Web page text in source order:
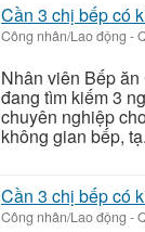
Cần 3 chị bếp có
Công nhân/Lao động -
Nhân viên Bếp
đang tìm kiếm 3
chuyên nghiệp
không gian bếp,
Cần 3 chị bếp có
Công nhân/Lao động -